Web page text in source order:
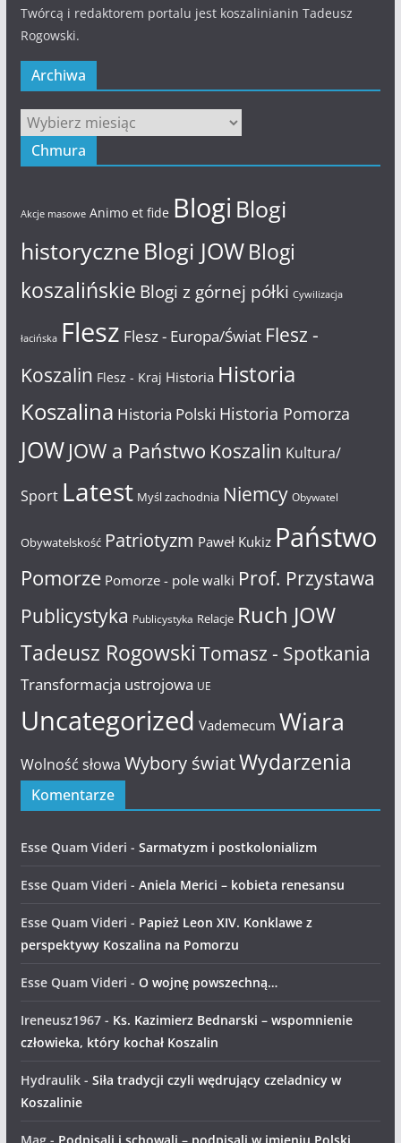
Twórcą i redaktorem portalu jest koszalinianin Tadeusz
Rogowski.
Archiwa
Archiwa
Chmura
Akcje masowe Animo et fide Blogi Blogi
historyczne Blogi JOWBlogi
koszalińskie Blogi z górnej półki Cywilizacja
łacińska Flesz Flesz - Europa/Świat Flesz -
Koszalin Flesz - Kraj Historia Historia
Koszalina Historia Polski Historia Pomorza
JOW JOW a Państwo Koszalin Kultura/
Sport Latest Myśl zachodnia Niemcy Obywatel
Obywatelskość Patriotyzm Paweł Kukiz Państwo
Pomorze Pomorze - pole walki Prof. Przystawa
Publicystyka Publicystyka Relacje Ruch JOW
Tadeusz Rogowski Tomasz - Spotkania
Transformacja ustrojowa UE
Uncategorized Vademecum Wiara
Wolność słowa Wybory światWydarzenia
Komentarze
Esse Quam Videri - Sarmatyzm i postkolonializm
Esse Quam Videri - Aniela Merici – kobieta renesansu
Esse Quam Videri - Papież Leon XIV. Konklawe z
perspektywy Koszalina na Pomorzu
Esse Quam Videri - O wojnę powszechną…
Ireneusz1967- Ks. Kazimierz Bednarski – wspomnienie
człowieka, który kochał Koszalin
Hydraulik- Siła tradycji czyli wędrujący czeladnicy w
Koszalinie